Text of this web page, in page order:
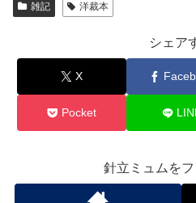
雑記 洋裁本
シェア
X
Pocket
針立ミュムを